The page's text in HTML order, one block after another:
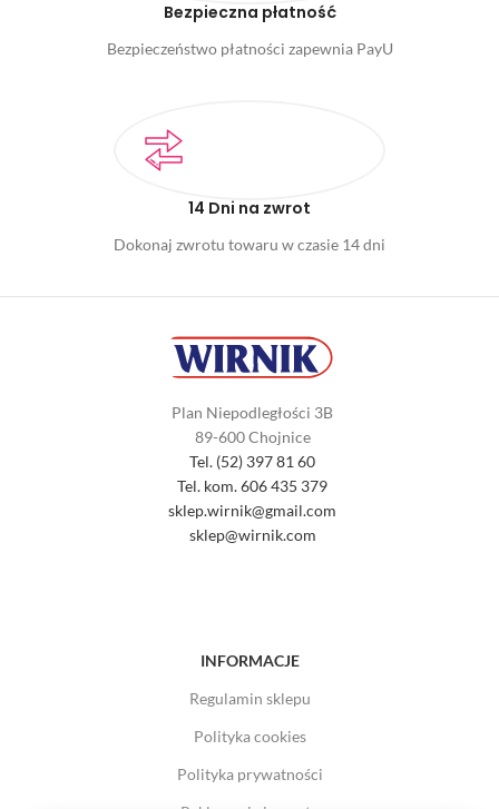
Bezpieczna płatność
Bezpieczeństwo płatności zapewnia PayU
14 Dni na zwrot
Dokonaj zwrotu towaru w czasie 14 dni
Plan Niepodległości 3B
89-600 Chojnice
Tel. (52) 397 81 60
Tel. kom. 606 435 379
sklep.wirnik@gmail.com
sklep@wirnik.com
INFORMACJE
Regulamin sklepu
Polityka cookies
Polityka prywatności